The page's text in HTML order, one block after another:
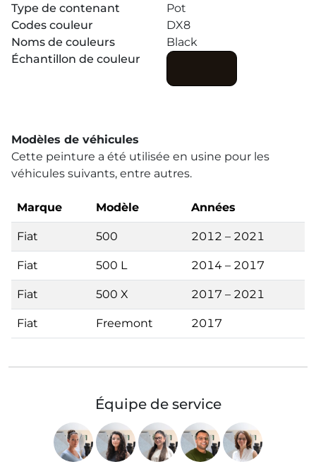
Type de contenant
Pot
Codes couleur
DX8
Noms de couleurs
Black
Échantillon de couleur
Modèles de véhicules
Cette peinture a été utilisée en usine pour les
véhicules suivants, entre autres.
Marque Modèle Années
Fiat 500 2012 – 2021
Fiat 500 L 2014 – 2017
Fiat 500 X 2017 – 2021
Fiat Freemont 2017
Équipe de service